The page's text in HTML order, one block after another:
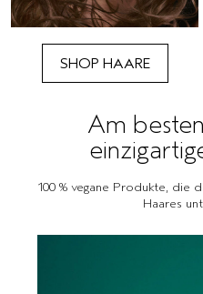
SHOP HAARE
Am
100 % vegane Produkte, die
Haares